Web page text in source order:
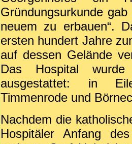
Gründungsurkunde
neuem zu erbauen“.
ersten hundert Jahre
auf dessen Gelände
Das Hospital wurde
ausgestattet: in
Timmenrode und
Nachdem die
Hospitäler Anfang